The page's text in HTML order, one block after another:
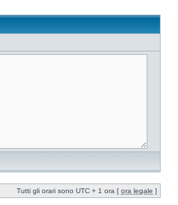
Tutti gli orari sono UTC + 1 ora [ ora legale ]